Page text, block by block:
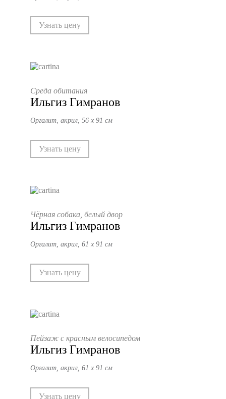
Узнать цену
Среда обитания
Ильгиз Гимранов
Оргалит, акрил, 56 х 91 см
Узнать цену
Чёрная собака, белый двор
Ильгиз Гимранов
Оргалит, акрил, 61 х 91 см
Узнать цену
Пейзаж с красным велосипедом
Ильгиз Гимранов
Оргалит, акрил, 61 х 91 см
Узнать цену